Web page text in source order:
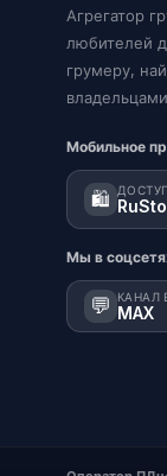
Агрегатор
любителей
грумеру,
Мобильное
🛍️
Мы в
💬 КАНАЛ
MAX